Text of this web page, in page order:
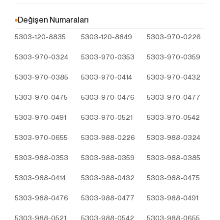
Değişen Numaraları
5303-120-8835 5303-120-8849 5303-970-0226
5303-970-0324 5303-970-0353 5303-970-0359
5303-970-0385 5303-970-0414 5303-970-0432
5303-970-0475 5303-970-0476 5303-970-0477
5303-970-0491 5303-970-0521 5303-970-0542
5303-970-0655 5303-988-0226 5303-988-0324
5303-988-0353 5303-988-0359 5303-988-0385
5303-988-0414 5303-988-0432 5303-988-0475
5303-988-0476 5303-988-0477 5303-988-0491
5303-988-0521 5303-988-0542 5303-988-0655
tarayıcılar aracılığıyla cihazınıza veya ağ sunucusuna
depolanan küçük metin dosyalarıdır. Sitede tercih
ettiğiniz dil ve diğer ayarları içeren bu küçük metin
tercihlerinizin hatırlanmasına ve sitedeki deneyiminizi
yapmamıza yardımcı olur. Böylece bir sonraki
İnternet Sitemizde çerez kullanılmasının başlıca
İnternet sitesinin işlevselliğini ve performansını
geliştirmek,
üzerinden yeni özellikler sunmak ve sunulan
İnternet Sitesinin, sizin ve Kurum’un hukuki ve